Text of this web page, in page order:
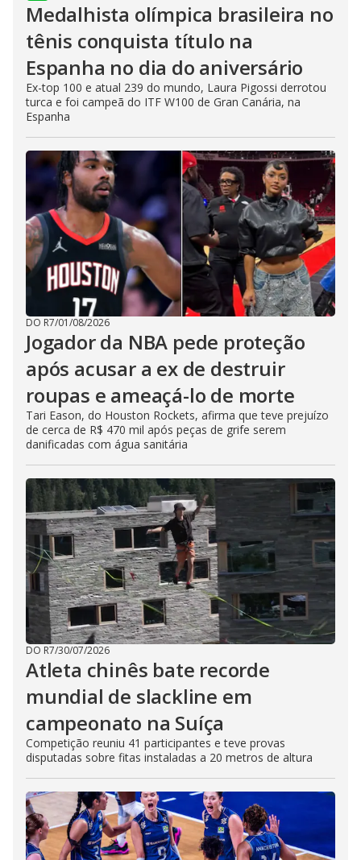
Medalhista olímpica brasileira no
tênis conquista título na
Espanha no dia do aniversário
Ex-top 100 e atual 239 do mundo, Laura Pigossi derrotou
turca e foi campeã do ITF W100 de Gran Canária, na
Espanha
DO R7/01/08/2026
Jogador da NBA pede proteção
após acusar a ex de destruir
roupas e ameaçá-lo de morte
Tari Eason, do Houston Rockets, afirma que teve prejuízo
de cerca de R$ 470 mil após peças de grife serem
danificadas com água sanitária
DO R7/30/07/2026
Atleta chinês bate recorde
mundial de slackline em
campeonato na Suíça
Competição reuniu 41 participantes e teve provas
disputadas sobre fitas instaladas a 20 metros de altura